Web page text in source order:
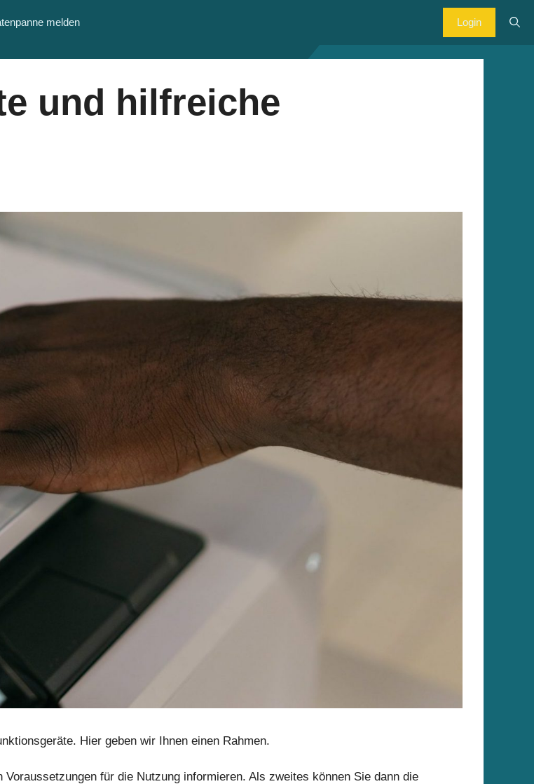
melden Login
und hilfreiche
Hier geben wir Ihnen einen Rahmen.
für die Nutzung informieren. Als zweites können Sie dann die